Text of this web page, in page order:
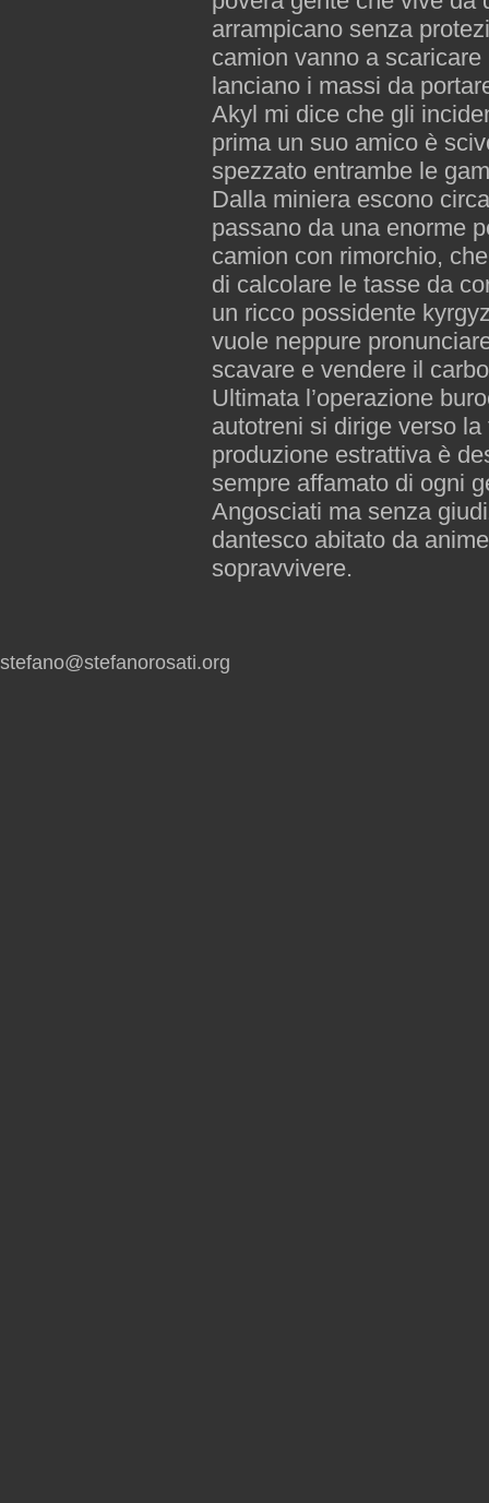
arrampicano senza
camion vanno a
lanciano i massi da
Akyl mi dice che gli
prima un suo amico è
spezzato entrambe le
Dalla miniera escono
passano da una enorme
camion con rimorchio,
di calcolare le tasse da
un ricco possidente
vuole neppure
scavare e vendere il
Ultimata l’operazione
autotreni si dirige verso
produzione estrattiva è
sempre affamato di ogni
Angosciati ma senza
dantesco abitato da
sopravvivere.
stefano@stefanorosati.org